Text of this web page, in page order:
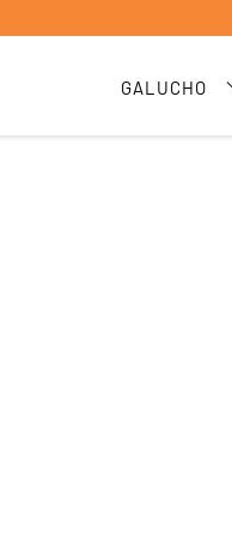
GALUCHO